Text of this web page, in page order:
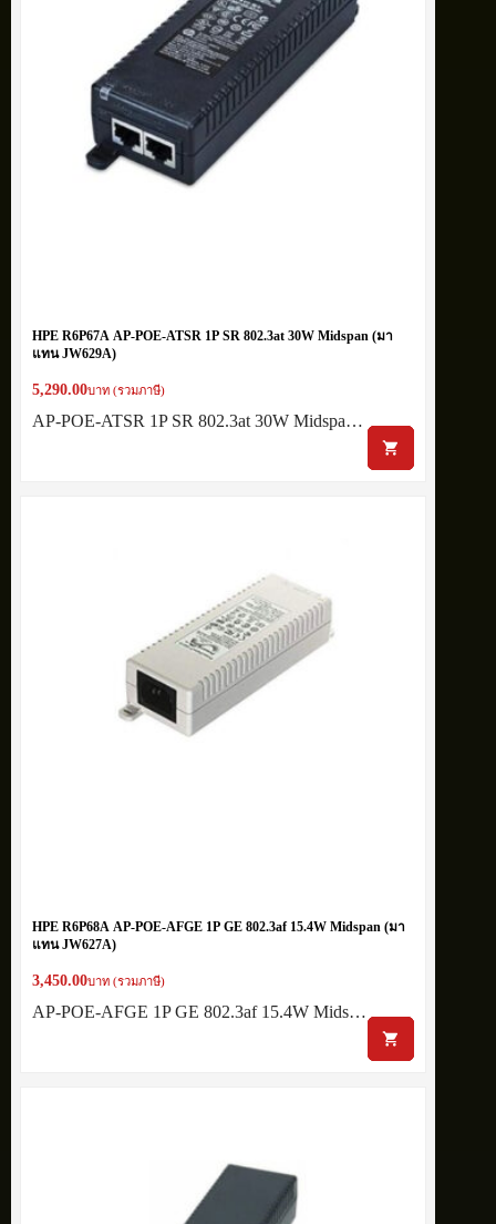
HPE R6P67A AP-POE-ATSR 1P SR 802.3at 30W Midspan (มา
แทน JW629A)
5,290.00บาท (รวมภาษี)
AP-POE-ATSR 1P SR 802.3at 30W Midspa…
HPE R6P68A AP-POE-AFGE 1P GE 802.3af 15.4W Midspan (มา
แทน JW627A)
3,450.00บาท (รวมภาษี)
AP-POE-AFGE 1P GE 802.3af 15.4W Mids…